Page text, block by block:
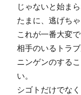
じゃないと始まら
たまに、逃げち
これが一番大変で
相手のいるトラ
ニンゲンのする
い。
シゴトだけでな